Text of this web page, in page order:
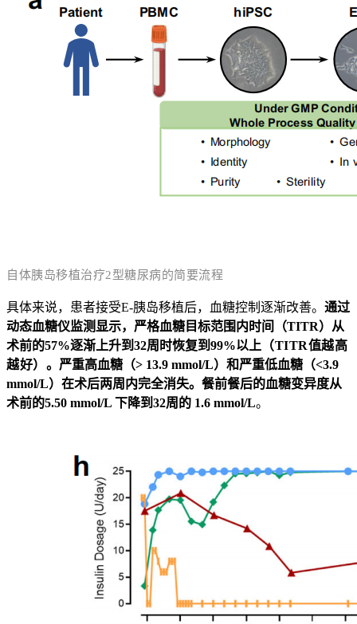
自体胰岛移植治疗2型糖尿病的简要流程
具体来说，患者接受E-胰岛移植后，血糖控制逐渐改善。 通过
动态血糖仪监测显示，严格血糖目标范围内时间（TITR）从
术前的57%逐渐上升到32周时恢复到99%以上 （TITR值越高
越好） 。严重高血糖（> 13.9 mmol/L）和严重低血糖（<3.9
mmol/L）在术后两周内完全消失。餐前餐后的血糖变异度从
术前的5.50 mmol/L 下降到32周的 1.6 mmol/L。